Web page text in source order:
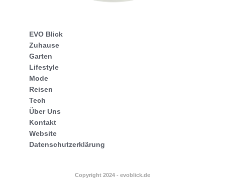
EVO Blick
Zuhause
Garten
Lifestyle
Mode
Reisen
Tech
Über Uns
Kontakt
Website
Datenschutzerklärung
Copyright 2024 - evoblick.de